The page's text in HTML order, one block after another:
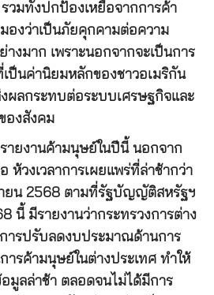
วมทั้งปกป้องเหยื่อจากการค้า
องว่าเป็นภัยคุกคามต่อความ
งมาก เพราะนอกจากจะเป็นการ
ป็นค่านิยมหลักของชาวอเมริกัน
ผลกระทบต่อระบบเศรษฐกิจและ
องสังคม
ายงานค้ามนุษย์ในปีนี้ นอกจาก
ห้วงเวลาการเผยแพร่ที่ล่าช้ากว่า
ยน 2568 ตามที่รัฐบัญญัติสหรัฐฯ
นี้ มีรายงานว่ากระทรวงการต่าง
ารปรับลดงบประมาณด้านการ
ารค้ามนุษย์ในต่างประเทศ ทำให้
มูลล่าช้า ตลอดจนไม่ได้มีการ